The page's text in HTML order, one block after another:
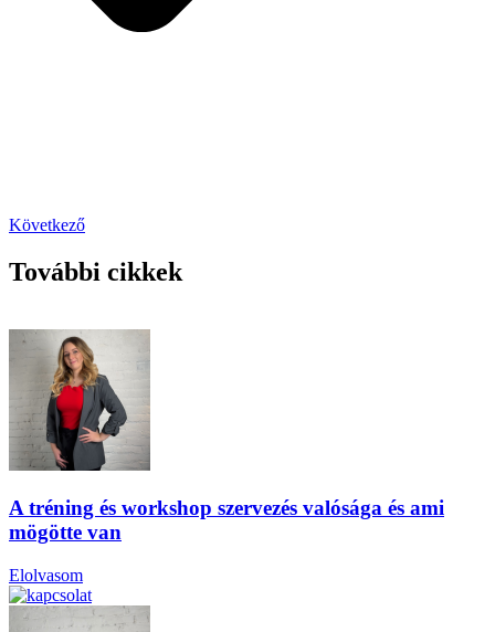
Következő
További cikkek
A tréning és workshop szervezés valósága és ami
mögötte van
Elolvasom